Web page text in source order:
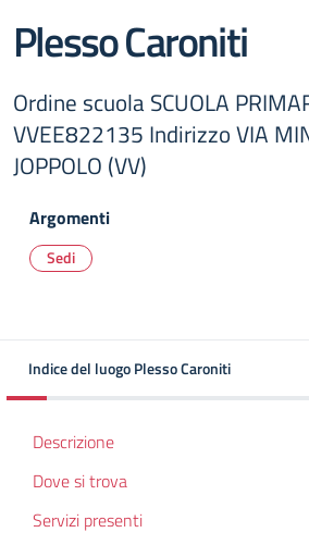
Plesso Caroniti
Ordine scuola SCUOLA
VVEE822135 Indirizzo VIA
JOPPOLO (VV)
Argomenti
Sedi
Indice del luogo Plesso Caroniti
Descrizione
Dove si trova
Servizi presenti